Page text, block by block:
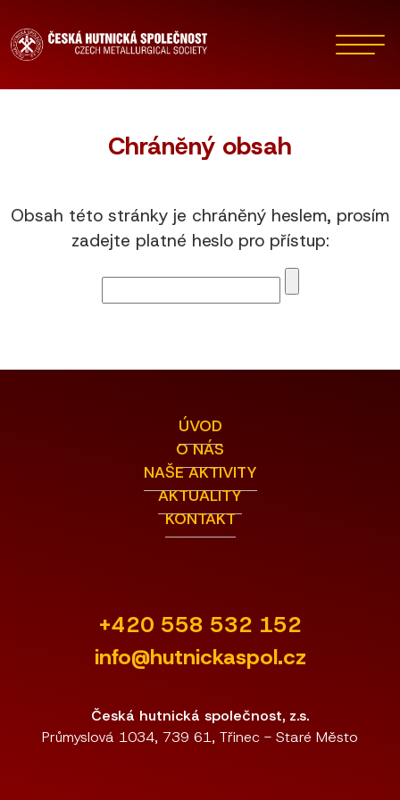
Chráněný obsah
Obsah této stránky je chráněný heslem, prosím
zadejte platné heslo pro přístup:
ÚVOD
O NÁS
NAŠE AKTIVITY
AKTUALITY
KONTAKT
+420 558 532 152
info@hutnickaspol.cz
Česká hutnická společnost, z.s.
Průmyslová 1034, 739 61, Třinec - Staré Město